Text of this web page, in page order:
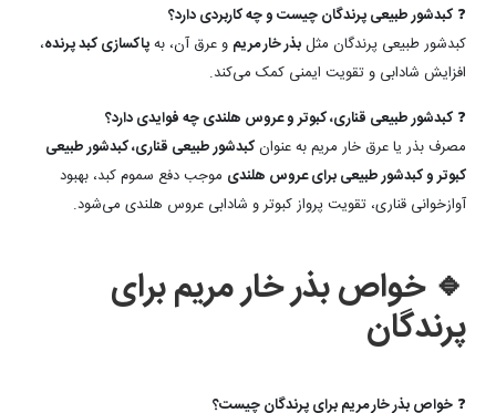
❓کبدشور طبیعی پرندگان چیست و چه کاربردی دارد؟
کبدشور طبیعی پرندگان مثلبذر خار مریم و عرق آن، بهپاکسازی کبد پرنده،
افزایش شادابی و تقویت ایمنی کمک می‌کند.
❓کبدشور طبیعی قناری، کبوتر و عروس هلندی چه فوایدی دارد؟
مصرف بذر یا عرق خار مریم به عنوانکبدشور طبیعی قناری، کبدشور طبیعی
کبوتر و کبدشور طبیعی برای عروس هلندی موجب دفع سموم کبد، بهبود
آوازخوانی قناری، تقویت پرواز کبوتر و شادابی عروس هلندی می‌شود.
🔹 خواص بذر خار مریم برای
پرندگان
❓خواص بذر خار مریم برای پرندگان چیست؟